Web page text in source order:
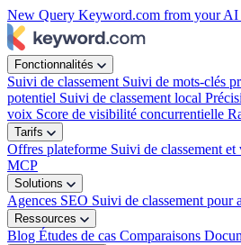
New Query Keyword.com from your AI
Fonctionnalités
Suivi de classement Suivi de mots-clés
potentiel Suivi de classement local
voix Score de visibilité concurrentielle
Tarifs
Offres plateforme Suivi de classement
MCP
Solutions
Agences SEO Suivi de classement pour
Ressources
Blog Études de cas Comparaisons